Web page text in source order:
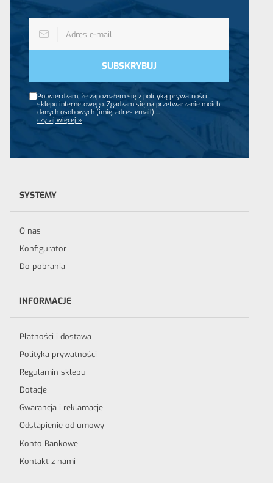
SYSTEMY
O nas
Konfigurator
Do pobrania
INFORMACJE
Płatności i dostawa
Polityka prywatności
Regulamin sklepu
Dotacje
Gwarancja i reklamacje
Odstąpienie od umowy
Konto Bankowe
Kontakt z nami
Potwierdzam, że zapoznałem się z polityką prywatności
sklepu internetowego. Zgadzam się na przetwarzanie moich
danych osobowych (imię, adres email) ...
czytaj więcej »